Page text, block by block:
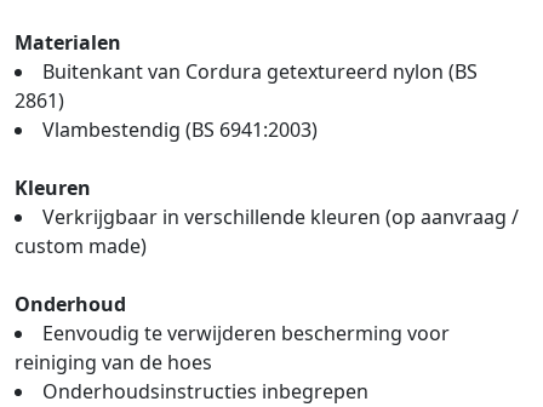
Materialen
Buitenkant van Cordura getextureerd nylon (BS
2861)
Vlambestendig (BS 6941:2003)
Kleuren
Verkrijgbaar in verschillende kleuren (op aanvraag /
custom made)
Onderhoud
Eenvoudig te verwijderen bescherming voor
reiniging van de hoes
Onderhoudsinstructies inbegrepen